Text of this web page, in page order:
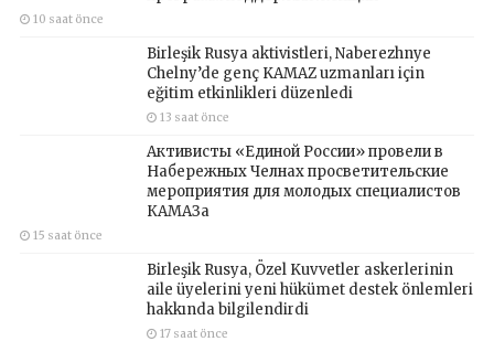
10 saat önce
Birleşik Rusya aktivistleri, Naberezhnye
Chelny’de genç KAMAZ uzmanları için
eğitim etkinlikleri düzenledi
13 saat önce
Активисты «Единой России» провели в
Набережных Челнах просветительские
мероприятия для молодых специалистов
КАМАЗа
15 saat önce
Birleşik Rusya, Özel Kuvvetler askerlerinin
aile üyelerini yeni hükümet destek önlemleri
hakkında bilgilendirdi
17 saat önce